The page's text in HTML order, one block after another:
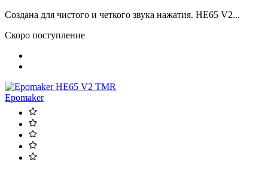
Создана для чистого и четкого звука нажатия. HE65 V2...
Скоро поступление
Epomaker